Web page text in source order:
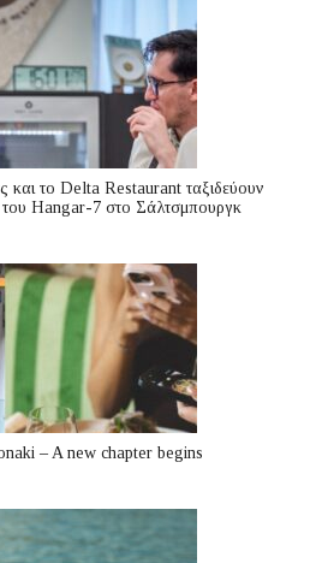
το Delta Restaurant ταξιδεύουν
Hangar-7 στο Σάλτσμπουργκ
– A new chapter begins